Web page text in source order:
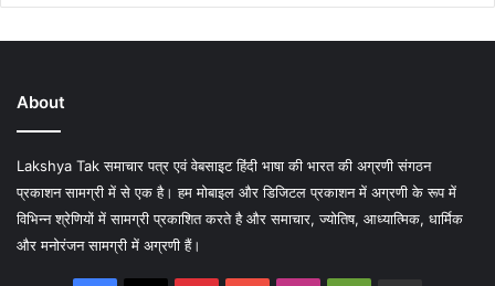
About
Lakshya Tak समाचार पत्र एवं वेबसाइट हिंदी भाषा की भारत की अग्रणी संगठन
प्रकाशन सामग्री में से एक है। हम मोबाइल और डिजिटल प्रकाशन में अग्रणी के रूप में
विभिन्न श्रेणियों में सामग्री प्रकाशित करते है और समाचार, ज्योतिष, आध्यात्मिक, धार्मिक
और मनोरंजन सामग्री में अग्रणी हैं।